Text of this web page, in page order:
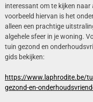
interessant om te kijken naar
voorbeeld hiervan is het
alleen een prachtige
algehele sfeer in je woning.
tuin gezond en
gids bekijken:
https://www.laphrodite.be/
gezond-en-